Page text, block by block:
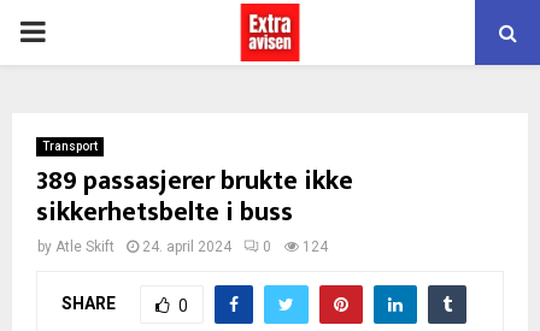
PRIMARY
Transport
389 passasjerer brukte ikke
sikkerhetsbelte i buss
by Atle Skift 24. april 2024 0 124
SHARE 0